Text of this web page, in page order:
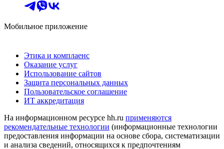
Мобильное приложение
Этика и комплаенс
Оказание услуг
Использование сайтов
Защита персональных данных
Пользовательское соглашение
ИТ аккредитация
На информационном ресурсе hh.ru применяются
рекомендательные технологии (информационные технологии
предоставления информации на основе сбора, систематизации
и анализа сведений, относящихся к предпочтениям